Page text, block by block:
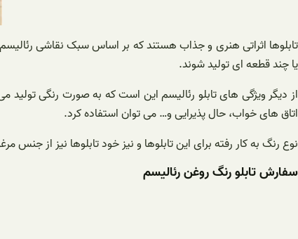
تابلوها اثراتی هنری و جذاب هستند که بر اساس سبک نقاشی
یا چند قطعه ای تولید شوند.
از دیگر ویژگی های تابلو رئالیسم این است که به صورت رنگی
اتاق های خواب، حال پذیرایی و… می توان استفاده کرد.
نوع رنگ به کار رفته برای این تابلوها و نیز خود تابلوها نیز از
سفارش تابلو رنگ روغن رئالیسم